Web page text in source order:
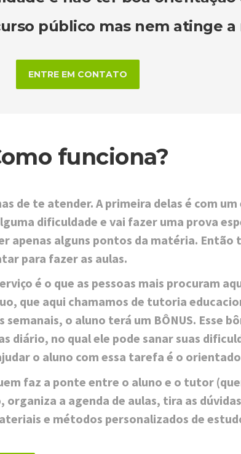
público mas nem atinge
ENTRE EM CONTATO
funciona?
de te atender. A primeira delas é com
dificuldade e vai fazer uma prova
apenas alguns pontos da matéria. Então
para fazer as aulas.
é o que as pessoas mais procuram
que aqui chamamos de tutoria
semanais, o aluno terá um BÔNUS. Esse
diário, no qual ele pode sanar suas
o aluno com essa tarefa é o
faz a ponte entre o aluno e o tutor
organiza a agenda de aulas, tira as
e métodos personalizados de